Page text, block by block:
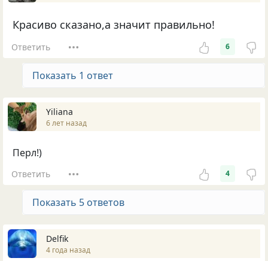
Красиво сказано,а значит правильно!
Ответить 6
Показать 1 ответ
Yiliana
6 лет назад
Перл!)
Ответить 4
Показать 5 ответов
Delfik
4 года назад